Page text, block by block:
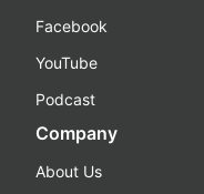
Facebook
YouTube
Podcast
Company
About Us